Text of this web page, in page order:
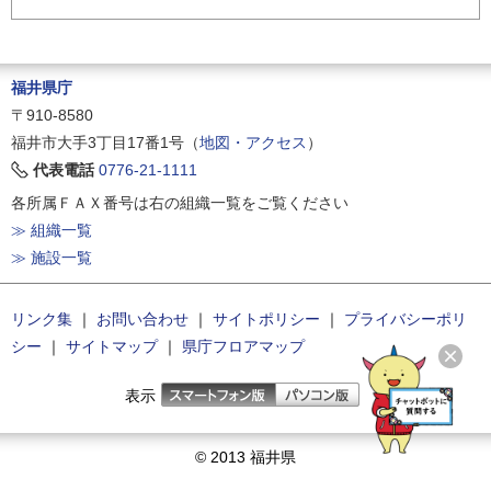
福井県庁
〒910-8580
福井市大手3丁目17番1号（地図・アクセス ）
代表電話 0776-21-1111
各所属ＦＡＸ番号は右の組織一覧をご覧ください
≫ 組織一覧
≫ 施設一覧
リンク集 ｜ お問い合わせ ｜ サイトポリシー ｜
プライバシーポリ
シー ｜ サイトマップ｜ 県庁フロアマップ
表示
© 2013 福井県